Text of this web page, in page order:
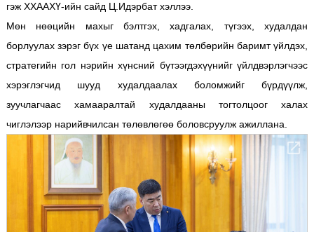
гэж ХХААХҮ-ийн сайд Ц.Идэрбат хэллээ.
Мөн нөөцийн махыг бэлтгэх, хадгалах, түгээх, худалдан
борлуулах зэрэг бүх үе шатанд цахим төлбөрийн баримт үйлдэх,
стратегийн гол нэрийн хүнсний бүтээгдэхүүнийг үйлдвэрлэгчээс
хэрэглэгчид шууд худалдаалах боломжийг бүрдүүлж,
зуучлагчаас хамааралтай худалдааны тогтолцоог халах
чиглэлээр нарийвчилсан төлөвлөгөө боловсруулж ажиллана.